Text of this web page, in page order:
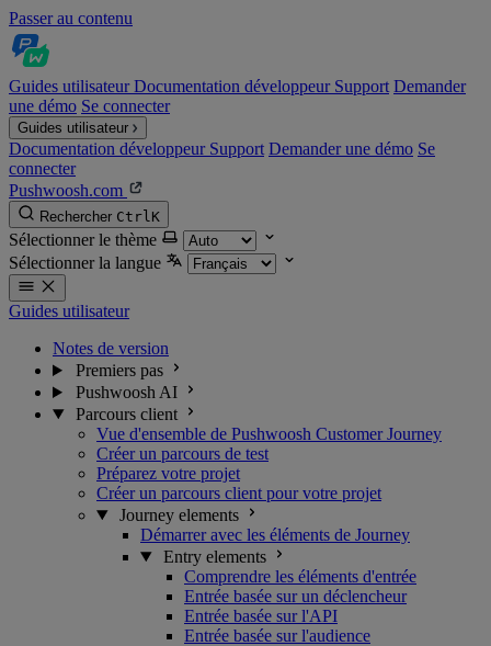
Passer au contenu
Guides utilisateurDocumentation développeur Support Demander
une démo Se connecter
Guides utilisateur
Documentation développeur Support Demander une démo Se
connecter
Pushwoosh.com
Rechercher CtrlK
Sélectionner le thème
Sélectionner la langue
Guides utilisateur
Notes de version
Premiers pas
Pushwoosh AI
Parcours client
Vue d'ensemble de Pushwoosh Customer Journey
Créer un parcours de test
Préparez votre projet
Créer un parcours client pour votre projet
Journey elements
Démarrer avec les éléments de Journey
Entry elements
Comprendre les éléments d'entrée
Entrée basée sur un déclencheur
Entrée basée sur l'API
Entrée basée sur l'audience